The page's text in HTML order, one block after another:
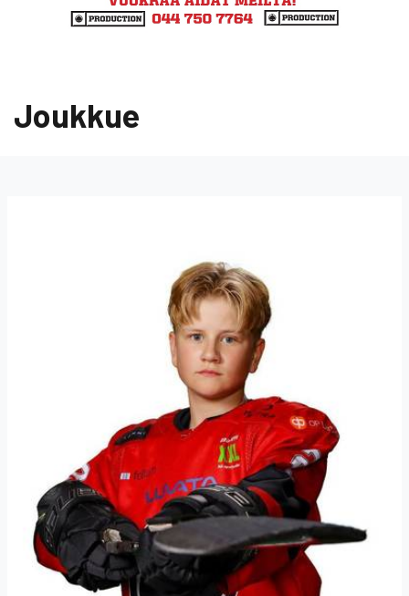
Joukkue